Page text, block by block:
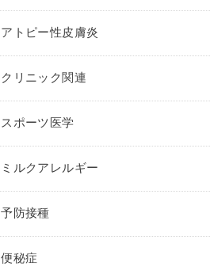
アトピー性皮膚炎
クリニック関連
スポーツ医学
ミルクアレルギー
予防接種
便秘症